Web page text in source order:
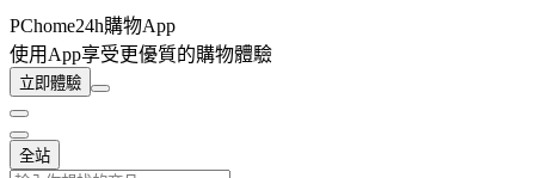
PChome24h購物App
使用App享受更優質的購物體驗
立即體驗
全站